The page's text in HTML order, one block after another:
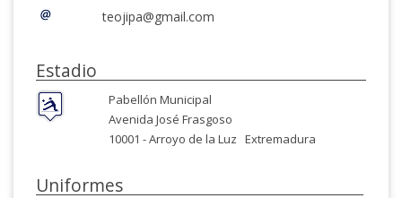
teojipa@gmail.com
Estadio
Pabellón Municipal
Avenida José Frasgoso
10001 -Arroyo de la Luz Extremadura
Uniformes